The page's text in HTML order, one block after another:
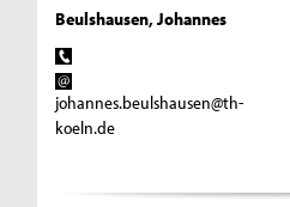
Beulshausen, Johannes
johannes.beulshausen@th-
koeln.de